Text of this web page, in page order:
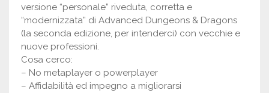
versione “personale” riveduta, corretta e
“modernizzata” di Advanced Dungeons & Dragons
(la seconda edizione, per intenderci) con vecchie e
nuove professioni.
Cosa cerco:
– No metaplayer o powerplayer
– Affidabilità ed impegno a migliorarsi